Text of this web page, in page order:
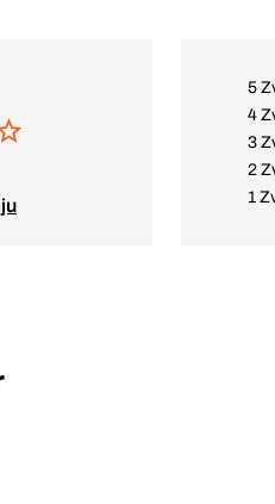
5
4
3
2
1